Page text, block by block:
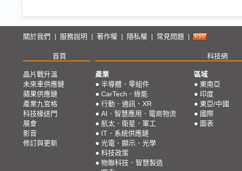
關於我們 服務說明 著作權 隱私權 常見問題
首頁 科技網
晶片戰升溫
未來車供應鏈
蘋果供應鏈
產業九宮格
科技椽送門
展會
影音
修訂與更新
產業
● 半導體．零組件
● CarTech．綠能
● 行動．通訊．XR
● AI．智慧應用．電商物流
● 航太．衛星．軍工
● IT．系統供應鏈
● 光電．顯示．光學
● 科技政策
● 物聯科技．智慧製造
區域
● 東南亞
● 印度
● 東亞/中國
● 國際
● 圖表